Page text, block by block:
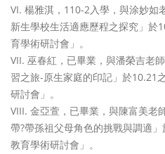
楊雅淇，110-2入學，與涂妙如
新生學校生活適應歷程之探究」於
育學術研討會」。
巫春紅，已畢業，與潘榮吉老
習之旅-原生家庭的印記」於10.21
研討會」。
金亞萱，已畢業，與陳富美老
帶?帶孫祖父母角色的挑戰與調適
教育學術研討會」。